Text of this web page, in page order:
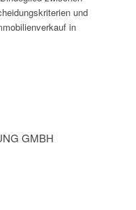
und
in
GMBH